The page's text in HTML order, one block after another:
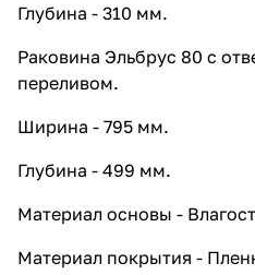
Глубина - 310 мм.
Раковина Эльбрус 80 с
переливом.
Ширина - 795 мм.
Глубина - 499 мм.
Материал основы -
Материал покрытия -